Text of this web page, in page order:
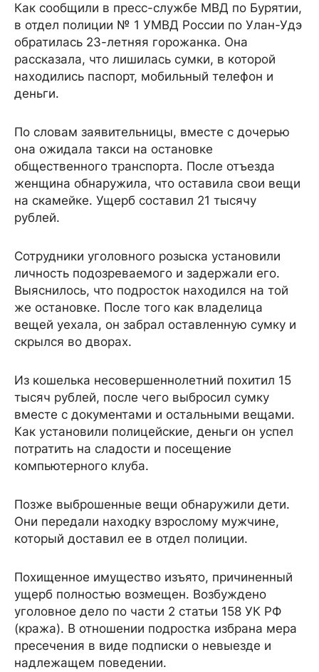
Как сообщили в пресс-службе МВД по Бурятии,
в отдел полиции № 1 УМВД России по Улан-Удэ
обратилась 23-летняя горожанка. Она
рассказала, что лишилась сумки, в которой
находились паспорт, мобильный телефон и
деньги.
По словам заявительницы, вместе с дочерью
она ожидала такси на остановке
общественного транспорта. После отъезда
женщина обнаружила, что оставила свои вещи
на скамейке. Ущерб составил 21 тысячу
рублей.
Сотрудники уголовного розыска установили
личность подозреваемого и задержали его.
Выяснилось, что подросток находился на той
же остановке. После того как владелица
вещей уехала, он забрал оставленную сумку и
скрылся во дворах.
Из кошелька несовершеннолетний похитил 15
тысяч рублей, после чего выбросил сумку
вместе с документами и остальными вещами.
Как установили полицейские, деньги он успел
потратить на сладости и посещение
компьютерного клуба.
Позже выброшенные вещи обнаружили дети.
Они передали находку взрослому мужчине,
который доставил ее в отдел полиции.
Похищенное имущество изъято, причиненный
ущерб полностью возмещен. Возбуждено
уголовное дело по части 2 статьи 158 УК РФ
(кража). В отношении подростка избрана мера
пресечения в виде подписки о невыезде и
надлежащем поведении.